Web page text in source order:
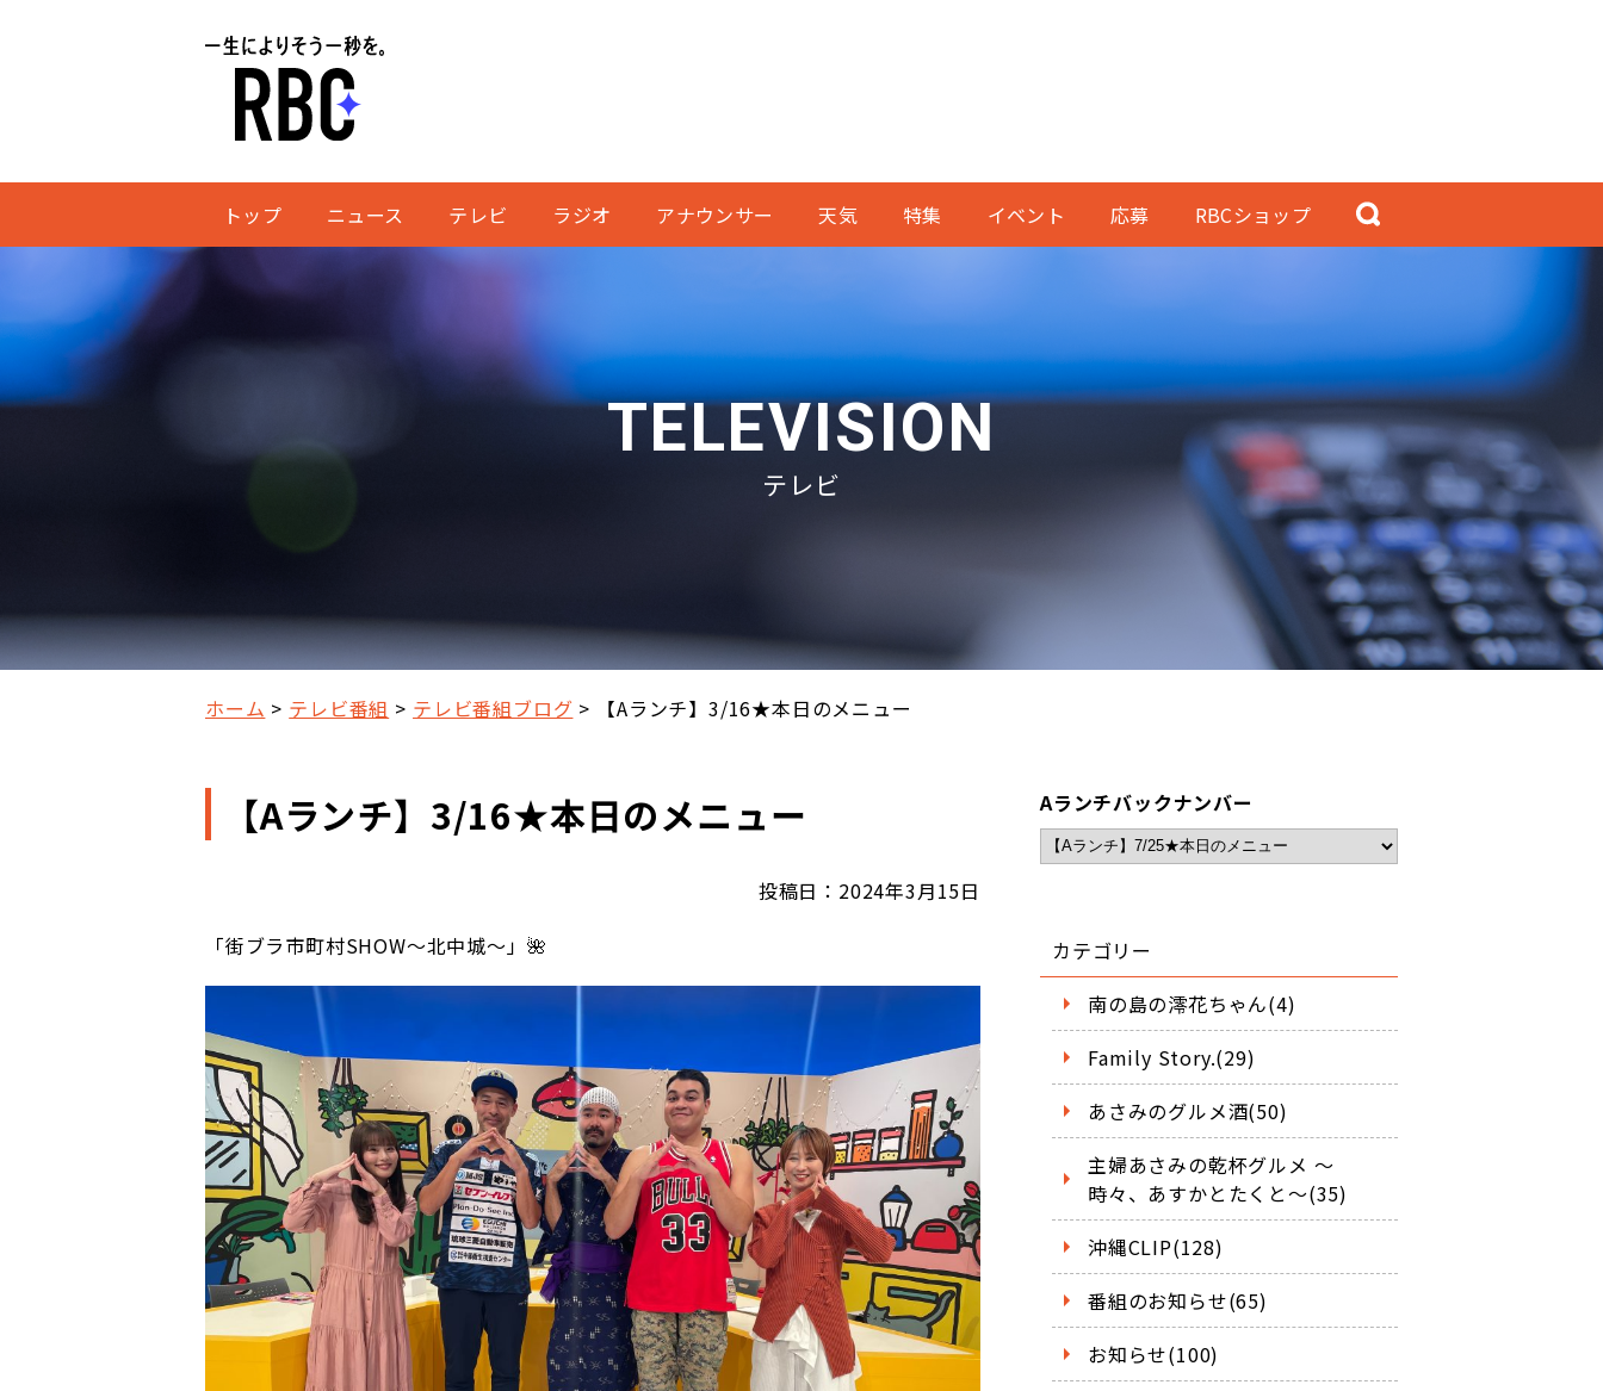
トップ ニュース テレビ ラジオ アナウンサー 天気 特集 イベント 応募 RBCショップ
TELEVISION
テレビ
ホーム テレビ番組 テレビ番組ブログ 【Aランチ】3/16★本日のメニュー
【Aランチ】3/16★本日のメニュー
投稿日：2024年3月15日
「街ブラ市町村SHOW～北中城～」🌺
Aランチバックナンバー
カテゴリー
南の島の澪花ちゃん(4)
Family Story.(29)
あさみのグルメ酒(50)
主婦あさみの乾杯グルメ ～
時々、あすかとたくと～(35)
沖縄CLIP(128)
番組のお知らせ(65)
お知らせ(100)